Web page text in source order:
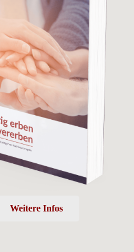
Weitere Infos